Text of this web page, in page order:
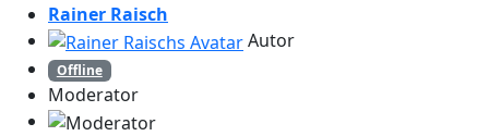
Rainer Raisch
Autor
Offline
Moderator